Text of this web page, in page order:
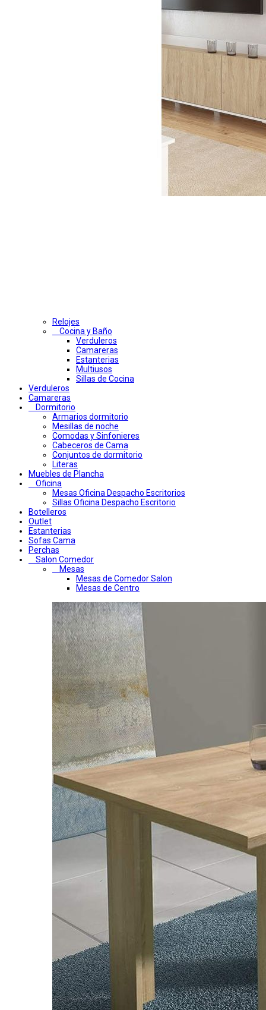
Relojes
Cocina y Baño
Verduleros
Camareras
Estanterias
Multiusos
Sillas de Cocina
Verduleros
Camareras
Dormitorio
Armarios dormitorio
Mesillas de noche
Comodas y Sinfonieres
Cabeceros de Cama
Conjuntos de dormitorio
Literas
Muebles de Plancha
Oficina
Mesas Oficina Despacho Escritorios
Sillas Oficina Despacho Escritorio
Botelleros
Outlet
Estanterias
Sofas Cama
Perchas
Salon Comedor
Mesas
Mesas de Comedor Salon
Mesas de Centro